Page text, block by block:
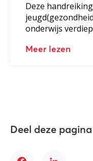
Deze
onderwijs
Meer lezen
Deel deze pagina